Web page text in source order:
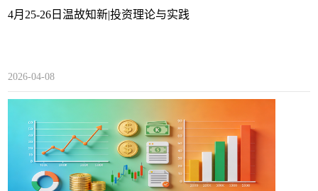
4月25-26日温故知新|投资理论与实践
2026-04-08